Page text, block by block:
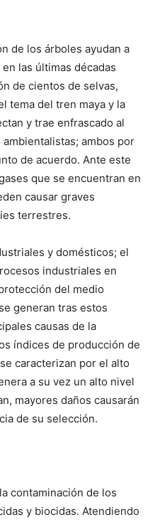
de los árboles ayudan a
las últimas décadas
de cientos de selvas,
tema del tren maya y la
y trae enfrascado al
ambos por
de acuerdo. Ante este
que se encuentran en
causar graves
terrestres.
y domésticos; el
industriales en
del medio
generan tras estos
causas de la
índices de producción de
caracterizan por el alto
a su vez un alto nivel
mayores daños causarán
de su selección.
contaminación de los
y biocidas. Atendiendo